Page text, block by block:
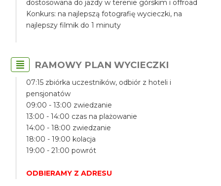
dostosowana do jazdy w terenie górskim i offroad
Konkurs: na najlepszą fotografię wycieczki, na
najlepszy filmik do 1 minuty
RAMOWY PLAN WYCIECZKI
07:15 zbiórka uczestników, odbiór z hoteli i
pensjonatów
09:00 - 13:00 zwiedzanie
13:00 - 14:00 czas na plażowanie
14:00 - 18:00 zwiedzanie
18:00 - 19:00 kolacja
19:00 - 21:00 powrót
ODBIERAMY Z ADRESU